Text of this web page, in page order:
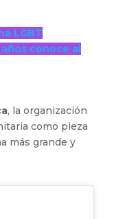
LGBT
conoce al
, la organización
como pieza
más grande y